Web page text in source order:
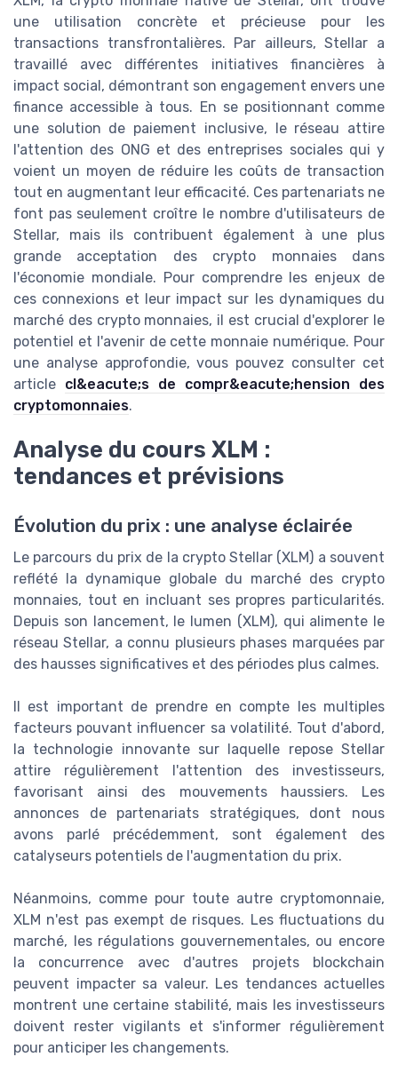
une utilisation concrète et précieuse pour les
transactions transfrontalières. Par ailleurs, Stellar a
travaillé avec différentes initiatives financières à
impact social, démontrant son engagement envers une
finance accessible à tous. En se positionnant comme
une solution de paiement inclusive, le réseau attire
l'attention des ONG et des entreprises sociales qui y
voient un moyen de réduire les coûts de transaction
tout en augmentant leur efficacité. Ces partenariats ne
font pas seulement croître le nombre d'utilisateurs de
Stellar, mais ils contribuent également à une plus
grande acceptation des crypto monnaies dans
l'économie mondiale. Pour comprendre les enjeux de
ces connexions et leur impact sur les dynamiques du
marché des crypto monnaies, il est crucial d'explorer le
potentiel et l'avenir de cette monnaie numérique. Pour
une analyse approfondie, vous pouvez consulter cet
article cl&eacute;s de compr&eacute;hension des
cryptomonnaies.
Analyse du cours XLM :
tendances et prévisions
Évolution du prix : une analyse éclairée
Le parcours du prix de la crypto Stellar (XLM) a souvent
reflété la dynamique globale du marché des crypto
monnaies, tout en incluant ses propres particularités.
Depuis son lancement, le lumen (XLM), qui alimente le
réseau Stellar, a connu plusieurs phases marquées par
des hausses significatives et des périodes plus calmes.
Il est important de prendre en compte les multiples
facteurs pouvant influencer sa volatilité. Tout d'abord,
la technologie innovante sur laquelle repose Stellar
attire régulièrement l'attention des investisseurs,
favorisant ainsi des mouvements haussiers. Les
annonces de partenariats stratégiques, dont nous
avons parlé précédemment, sont également des
catalyseurs potentiels de l'augmentation du prix.
Néanmoins, comme pour toute autre cryptomonnaie,
XLM n'est pas exempt de risques. Les fluctuations du
marché, les régulations gouvernementales, ou encore
la concurrence avec d'autres projets blockchain
peuvent impacter sa valeur. Les tendances actuelles
montrent une certaine stabilité, mais les investisseurs
doivent rester vigilants et s'informer régulièrement
pour anticiper les changements.